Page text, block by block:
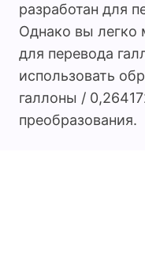
разработан для
Однако вы легко
для перевода
использовать
галлоны /
преобразования.